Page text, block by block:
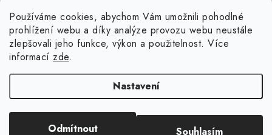
Používáme cookies, abychom Vám umožnili pohodlné
prohlížení webu a díky analýze provozu webu neustále
zlepšovali jeho funkce, výkon a použitelnost. Více
informací zde.
Nastavení
Odmítnout Souhlasím
Informace pro vás
Dopravné
Kontaktujte nás
Tipy na tvoření
Jutový Mikuláš, anděl a čert - perfektní zábava pro děti
Copyright 2026CENTROFLOR, s.r.o. . Všechna práva vyhrazena.